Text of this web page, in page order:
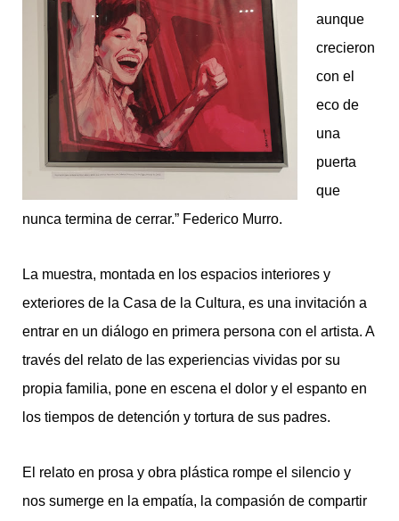
aunque
crecieron
con el
eco de
una
puerta
que
nunca termina de cerrar.” Federico Murro.
La muestra, montada en los espacios interiores y
exteriores de la Casa de la Cultura, es una invitación a
entrar en un diálogo en primera persona con el artista. A
través del relato de las experiencias vividas por su
propia familia, pone en escena el dolor y el espanto en
los tiempos de detención y tortura de sus padres.
El relato en prosa y obra plástica rompe el silencio y
nos sumerge en la empatía, la compasión de compartir